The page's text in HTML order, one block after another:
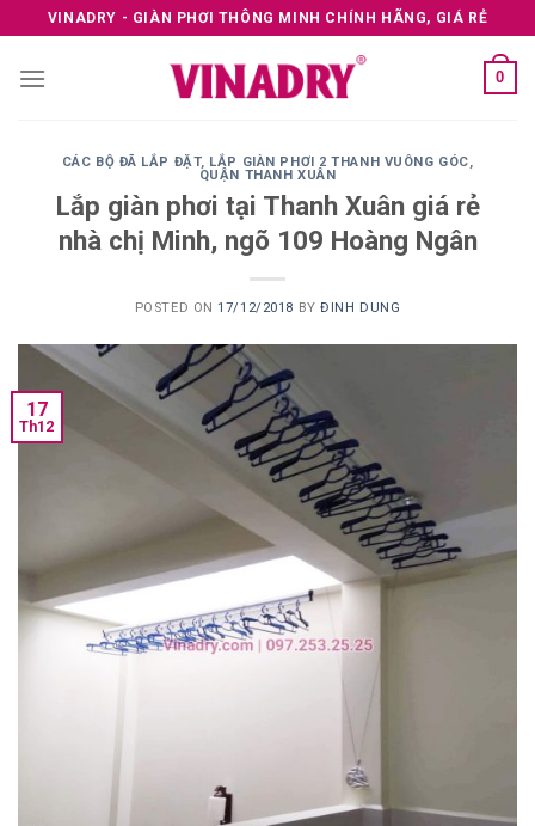
to
content
VINADRY - GIÀN PHƠI THÔNG MINH CHÍNH HÃNG, GIÁ RẺ
0
CÁC BỘ ĐÃ LẮP ĐẶT, LẮP GIÀN PHƠI 2 THANH VUÔNG GÓC,
QUẬN THANH XUÂN
Lắp giàn phơi tại Thanh Xuân giá rẻ
nhà chị Minh, ngõ 109 Hoàng Ngân
POSTED ON17/12/2018 BYĐINH DUNG
17
Th12